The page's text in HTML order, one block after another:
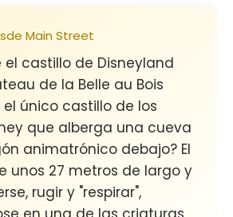
Main Street
el castillo de Disneyland
de la Belle au Bois
el único castillo de los
que alberga una cueva
animatrónico debajo? El
unos 27 metros de largo y
rugir y "respirar",